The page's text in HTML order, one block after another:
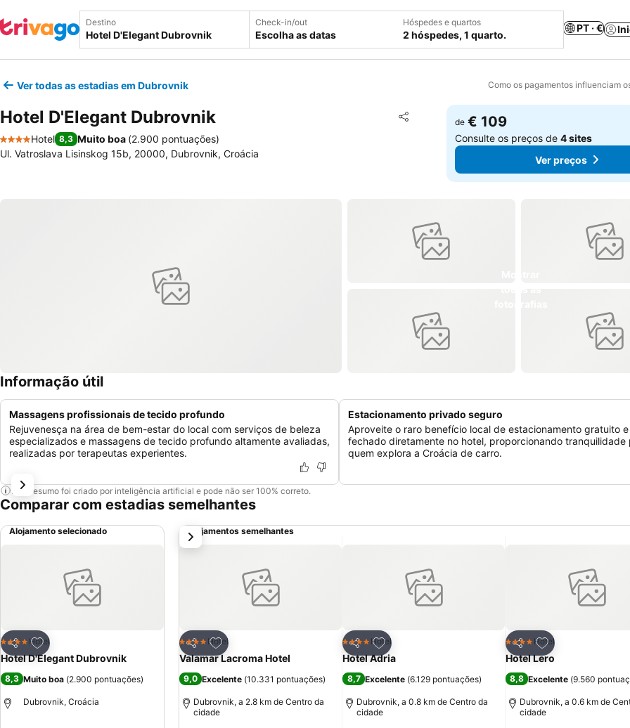
Destino Check-in/out
Escolha as datas
Hóspedes e quartos
2 hóspedes, 1 quarto.
PT · €
Ver todas as estadias em Dubrovnik Como os pagamentos influenciam
Hotel D'Elegant Dubrovnik Partilhar
Adicionar aos favoritos
4 Estrelas
Hotel 8,3 Muito boa (2.900 pontuações)
Ul. Vatroslava Lisinskog 15b, 20000, Dubrovnik, Croácia
de € 109
Consulte os preços de4 sites
Ver preços
Informação útil
Massagens profissionais de tecido profundo
Rejuvenesça na área de bem-estar do local com serviços de beleza
especializados e massagens de tecido profundo altamente avaliadas,
realizadas por terapeutas experientes.
Estacionamento privado seguro
Aproveite o raro benefício local de estacionamento gratuito e
fechado diretamente no hotel, proporcionando tranquilidade
quem explora a Croácia de carro.
Este resumo foi criado por inteligência artificial e pode não ser 100% correto.
Comparar com estadias semelhantes
Alojamento selecionado
Partilhar
Adicionar aos favoritos
4 EstrelasHotel
Hotel D'Elegant Dubrovnik
8,3 Muito boa (2.900 pontuações)
Dubrovnik, Croácia
Alojamentos semelhantes
Partilhar
Adicionar aos favoritos
4 EstrelasHotel
Valamar Lacroma Hotel
9,0 Excelente (10.331 pontuações)
Dubrovnik, a 2.8 km de Centro da
cidade
Partilhar
Adicionar aos favoritos
4 EstrelasHotel
Hotel Adria
8,7 Excelente (6.129 pontuações)
Dubrovnik, a 0.8 km de Centro da
cidade
Partilhar
Adicionar aos
4 EstrelasHotel
Hotel Lero
8,8 Excelente (9.560
Dubrovnik, a 0.6 km de
cidade
próximo